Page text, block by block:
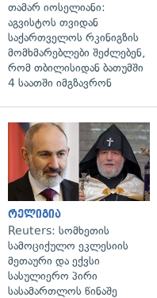
თამარ იოსელიანი:
აგვისტოს თვიდან
საქართველოს რკინიგზის
მომხმარებლები შეძლებენ,
რომ თბილისიდან ბათუმში
4 საათში იმგზავრონ
რელიგია
Reuters: სომხეთის
სამოციქულო ეკლესიის
მეთაური და ექვსი
სასულიერო პირი
სასამართლოს წინაშე